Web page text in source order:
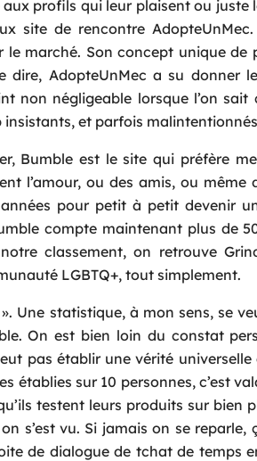
Request a
Name *
Email*
Phone*
Service*
profils qui leur plaisent ou juste
site de rencontre
le marché. Son concept unique de
AdopteUnMec a su donner
non négligeable lorsque l’on sait
et parfois
Bumble est le site qui préfère
l’amour, ou des amis, ou même
pour petit à petit devenir
compte maintenant plus de
classement, on retrouve
LGBTQ+, tout simplement.
Une statistique, à mon sens, se
On est bien loin du constat
pas établir une vérité
établies sur 10 personnes, c’est
testent leurs produits sur bien
s’est vu. Si jamais on se reparle,
de dialogue de tchat de temps